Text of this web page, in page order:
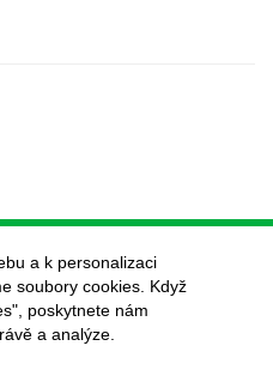
a k personalizaci
soubory cookies. Když
poskytnete nám
a analýze.